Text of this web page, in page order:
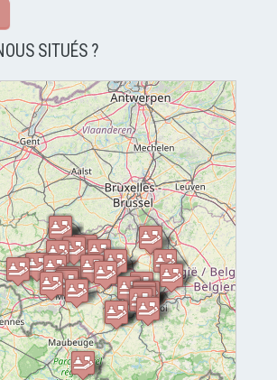
SITUÉS ?
veuillez patienter...